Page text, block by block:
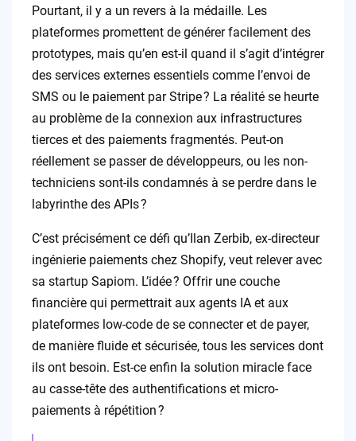
Pourtant, il y a un revers à la médaille. Les
plateformes promettent de générer facilement des
prototypes, mais qu’en est-il quand il s’agit d’intégrer
des services externes essentiels comme l’envoi de
SMS ou le paiement par Stripe ? La réalité se heurte
au problème de la connexion aux infrastructures
tierces et des paiements fragmentés. Peut-on
réellement se passer de développeurs, ou les non-
techniciens sont-ils condamnés à se perdre dans le
labyrinthe des APIs ?
C’est précisément ce défi qu’Ilan Zerbib, ex-directeur
ingénierie paiements chez Shopify, veut relever avec
sa startup Sapiom. L’idée ? Offrir une couche
financière qui permettrait aux agents IA et aux
plateformes low-code de se connecter et de payer,
de manière fluide et sécurisée, tous les services dont
ils ont besoin. Est-ce enfin la solution miracle face
au casse-tête des authentifications et micro-
paiements à répétition ?